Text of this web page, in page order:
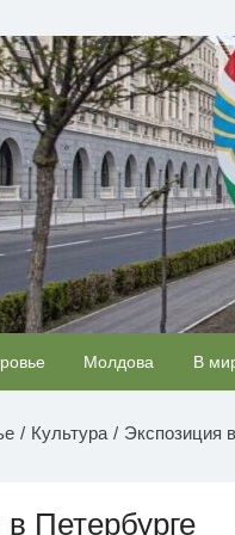
Молдова В
Культура Экспозиция
Петербурге
на пляже Крыма: Что люди
их не видят...